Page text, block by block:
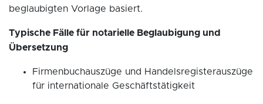
beglaubigten Vorlage basiert.
Typische Fälle für notarielle Beglaubigung und
Übersetzung
Firmenbuchauszüge und Handelsregisterauszüge
für internationale Geschäftstätigkeit